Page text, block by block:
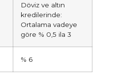
Döviz ve altın
kredilerinde:
Ortalama vadeye
göre % 0,5 ila 3
% 6